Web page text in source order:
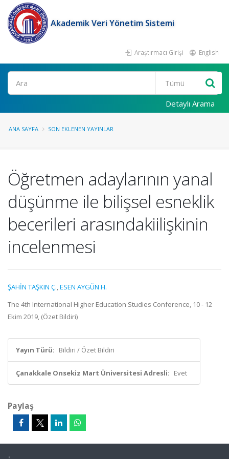
Akademik Veri Yönetim Sistemi
Araştırmacı Girişi English
Ara
Detaylı Arama
ANA SAYFA SON EKLENEN YAYINLAR
Öğretmen adaylarının yanal
düşünme ile bilişsel esneklik
becerileri arasındakiilişkinin
incelenmesi
ŞAHİN TAŞKIN Ç.,ESEN AYGÜN H.
The 4th International Higher Education Studies Conference, 10 - 12
Ekim 2019, (Özet Bildiri)
Yayın Türü: Bildiri / Özet Bildiri
Çanakkale Onsekiz Mart Üniversitesi Adresli: Evet
Paylaş